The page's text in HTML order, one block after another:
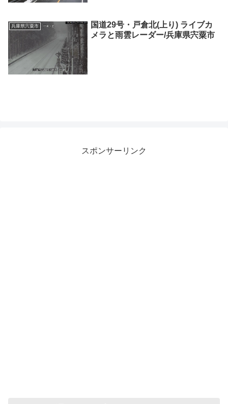
兵庫県宍粟市
国道29号・戸倉北(上り) ライブカ
メラと雨雲レーダー/兵庫県宍粟市
スポンサーリンク